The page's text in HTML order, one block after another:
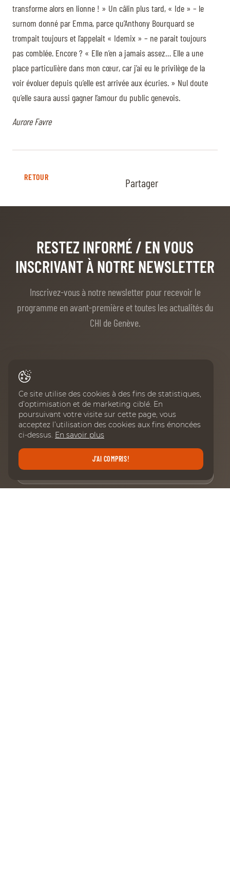
transforme alors en lionne ! » Un câlin plus tard, « Ide » – le
surnom donné par Emma, parce qu’Anthony Bourquard se
trompait toujours et l’appelait « Idemix » – ne parait toujours
pas comblée. Encore ? « Elle n’en a jamais assez… Elle a une
place particulière dans mon cœur, car j’ai eu le privilège de la
voir évoluer depuis qu’elle est arrivée aux écuries. » Nul doute
qu’elle saura aussi gagner l’amour du public genevois.
Aurore Favre
RETOUR Partager
RESTEZ INFORMÉ / EN VOUS
INSCRIVANT À NOTRE NEWSLETTER
Inscrivez-vous à notre newsletter pour recevoir le
programme en avant-première et toutes les actualités du
CHI de Genève.
Nom
E-mail
Ce site utilise des cookies à des fins de statistiques,
d’optimisation et de marketing ciblé. En
poursuivant votre visite sur cette page, vous
acceptez l’utilisation des cookies aux fins énoncées
ci-dessus. En savoir plus
J'AI COMPRIS!